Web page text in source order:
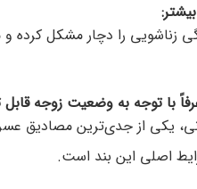
:
زناشویی را دچار مشکل
با توجه به وضعیت زوجه
یکی از جدی‌ترین مصادیق
اصلی این بند است.